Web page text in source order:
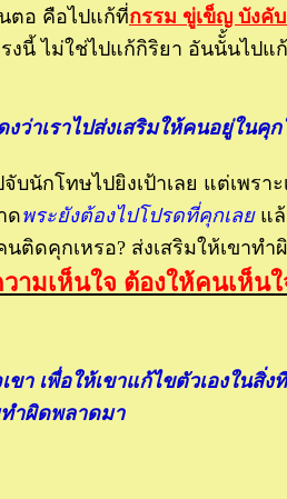
ตอ คือไปแก้ที่กรรม ขู่เข็ญ บังคับ
งนี้ ไม่ใช่ไปแก้กิริยา อันนัั้นไปแ
ว่าเราไปส่งเสริมให้คนอยู่ในคุ
บนักโทษไปยิงเป้าเลย แต่เพรา
ดพระยังต้องไปโปรดที่คุกเลล้ว
ติดคุกเหรอ? ส่งเสริมให้เขาทำ
ามเห็นใจ ต้องให้คนเห็น
ขา เพื่อให้เขาแก้ไขตัวเองในสิ่
ทำผิดพลาดมา